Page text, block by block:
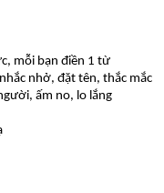
mỗi bạn điền 1 từ
nhở, đặt tên, thắc mắc
ấm no, lo lắng